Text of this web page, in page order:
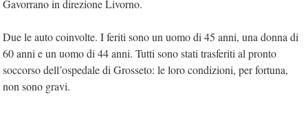
Gavorrano in direzione Livorno.
Due le auto coinvolte. I feriti sono un uomo di 45 anni, una donna di
60 anni e un uomo di 44 anni. Tutti sono stati trasferiti al pronto
soccorso dell’ospedale di Grosseto: le loro condizioni, per fortuna,
non sono gravi.